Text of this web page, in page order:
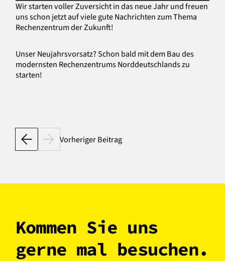
Wir starten voller Zuversicht in das neue Jahr und freuen
uns schon jetzt auf viele gute Nachrichten zum Thema
Rechenzentrum der Zukunft!
Unser Neujahrsvorsatz? Schon bald mit dem Bau des
modernsten Rechenzentrums Norddeutschlands zu
starten!
Vorheriger Beitrag
Kommen Sie uns
gerne mal besuchen.